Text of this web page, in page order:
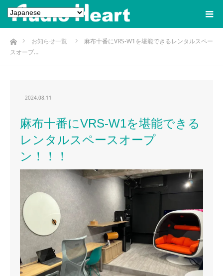
ホームお知らせ一覧
麻布十番にVRS-W1を堪能できるレンタルスペー
スオープ…
2024.08.11
麻布十番にVRS-W1を堪能できる
レンタルスペースオープ
ン！！！